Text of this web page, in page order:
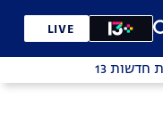
LIVE
חדשות 13